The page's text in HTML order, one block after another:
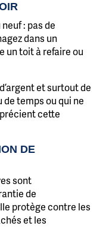
: pas de
dans un
un toit à refaire ou
et surtout de
temps ou qui ne
cette
DE
sont
de
protège contre les
et les